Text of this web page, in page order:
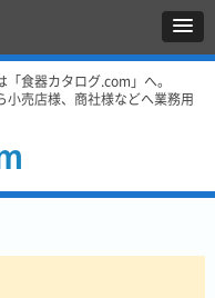
食器カタログ.com」へ。
売店様、商社様などへ業務用